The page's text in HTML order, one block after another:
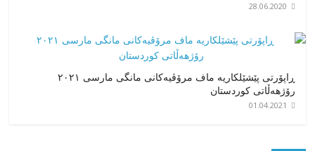
28.06.2020
ڕاپۆرتی پێشێلکاریە ماف مرۆڤیەکانی مانگی مارسی ٢٠٢١
رۆژهەڵاتی کوردستان
01.04.2021